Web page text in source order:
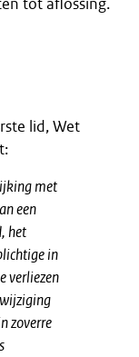
tot aflossing.
lid, Wet
met
een
het
in
verliezen
zoverre